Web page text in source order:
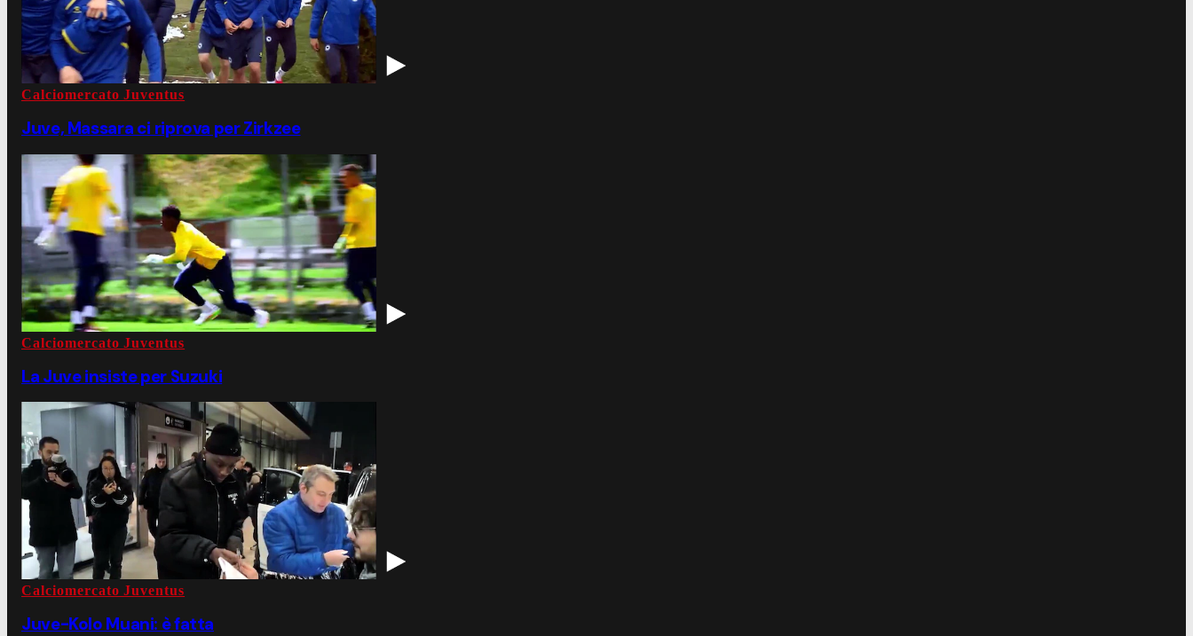
Calciomercato Juventus
Juve, Massara ci riprova per Zirkzee
Calciomercato Juventus
La Juve insiste per Suzuki
Calciomercato Juventus
Juve-Kolo Muani: è fatta